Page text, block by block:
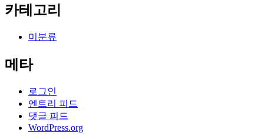
카테고리
미분류
메타
로그인
엔트리 피드
댓글 피드
WordPress.org